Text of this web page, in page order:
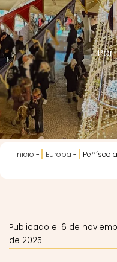
Por
Inicio - Europa -
Publicado el 6 de
de 2025